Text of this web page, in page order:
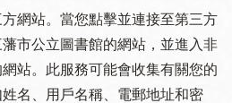
網站。當您點擊並連接至第三方
市公立圖書館的網站，並進入非
站。此服務可能會收集有關您的
名、用戶名稱、電郵地址和密